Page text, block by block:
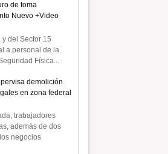
de toma
Nuevo +Video
del Sector 15
a personal de la
Física...
demolición
en zona federal
trabajadores
además de dos
negocios